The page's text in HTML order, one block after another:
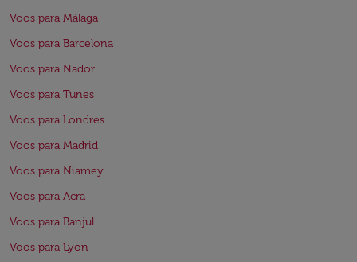
Voos para Málaga
Voos para Barcelona
Voos para Nador
Voos para Tunes
Voos para Londres
Voos para Madrid
Voos para Niamey
Voos para Acra
Voos para Banjul
Voos para Lyon